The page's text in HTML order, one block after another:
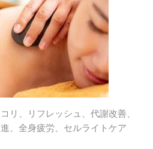
リ、リフレッシュ、代謝改善、
、全身疲労、セルライトケア